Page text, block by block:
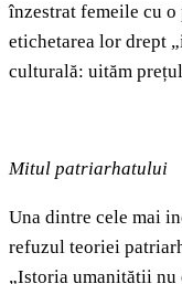
înzestrat femeile cu
etichetarea lor drept
culturală: uităm
Mitul patriarhatului
Una dintre cele mai
refuzul teoriei
„Istoria umanității